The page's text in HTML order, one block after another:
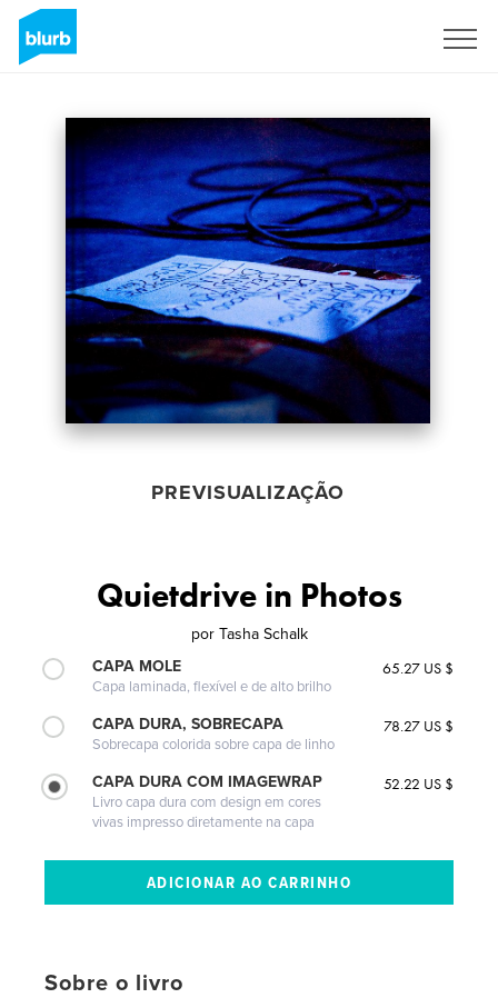
PREVISUALIZAÇÃO
Quietdrive in Photos
por Tasha Schalk
CAPA MOLE
Capa laminada, flexível e de alto brilho
65.27 US $
CAPA DURA, SOBRECAPA
Sobrecapa colorida sobre capa de linho
78.27 US $
CAPA DURA COM IMAGEWRAP
Livro capa dura com design em cores
vivas impresso diretamente na capa
52.22 US $
Sobre o livro